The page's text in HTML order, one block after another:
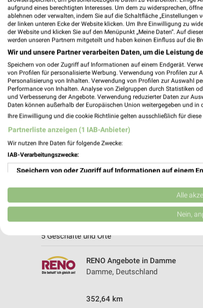
✔Push-
✔
Nutze weekli auch
Weitere RENO Geschäfte mit
5 Geschäfte und Orte
RENO Angebote in Damme
Damme, Deutschland
352,64 km
aufgrund eines berechtigten Interesses. Um dem zu widersprechen,
ablehnen oder verwalten, indem Sie auf die Schaltfläche
der linken unteren Ecke der Website klicken. Um Ihre Einwilligung zu
der Website und klicken Sie auf den Menüpunkt „Meine Daten“. Auf
werden unseren Partnern mitgeteilt und haben keinen Einfluss auf die
Wir und unsere Partner verarbeiten Daten, um die Leistung
Speichern von oder Zugriff auf Informationen auf einem Endgerät.
von Profilen für personalisierte Werbung. Verwendung von Profilen zur
Personalisierung von Inhalten. Verwendung von Profilen zur Auswahl
Performance von Inhalten. Analyse von Zielgruppen durch Statistiken
und Verbesserung der Angebote. Verwendung reduzierter Daten zur
Daten können außerhalb der Europäischen Union weitergegeben und in
Ihre Einwilligung und die cookie Richtlinie gelten ausschließlich für
Partnerliste anzeigen (1 IAB-Anbieter)
Wir nutzen Ihre Daten für folgende Zwecke:
IAB-Verarbeitungszwecke:
Speichern von oder Zugriff auf Informationen auf einem
Verwendung reduzierter Daten zur Auswahl von
Erstellung von Profilen für personalisierte Werbung
Verwendung von Profilen zur Auswahl personalisierter
Messung der Werbeleistung
Alle
Nein,